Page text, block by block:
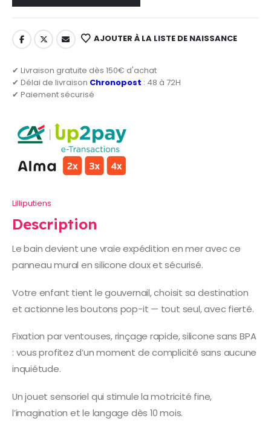
AJOUTER À LA LISTE DE NAISSANCE
✔ Livraison gratuite dès 150€ d'achat
✔ Délai de livraison Chronopost : 48 à 72H
✔ Paiement sécurisé
Lilliputiens
Description
Le bain devient une vraie expédition en mer avec ce
panneau mural en silicone doux et sécurisé.
Votre enfant tient le gouvernail, choisit sa destination
et actionne les boutons pop-it — tout seul, avec fierté.
Fixation par ventouses, rinçage rapide, silicone sans BPA
: vous profitez d’un moment de complicité sans aucune
inquiétude.
Un jouet sensoriel qui stimule la motricité fine,
l’imagination et le langage dès 10 mois.